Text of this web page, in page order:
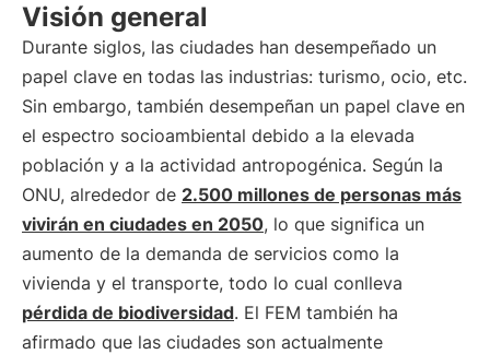
Visión general
Durante siglos, las ciudades han desempeñado un
papel clave en todas las industrias: turismo, ocio, etc.
Sin embargo, también desempeñan un papel clave en
el espectro socioambiental debido a la elevada
población y a la actividad antropogénica. Según la
ONU, alrededor de 2.500 millones de personas más
vivirán en ciudades en 2050, lo que significa un
aumento de la demanda de servicios como la
vivienda y el transporte, todo lo cual conlleva
pérdida de biodiversidad. El FEM también ha
afirmado que las ciudades son actualmente